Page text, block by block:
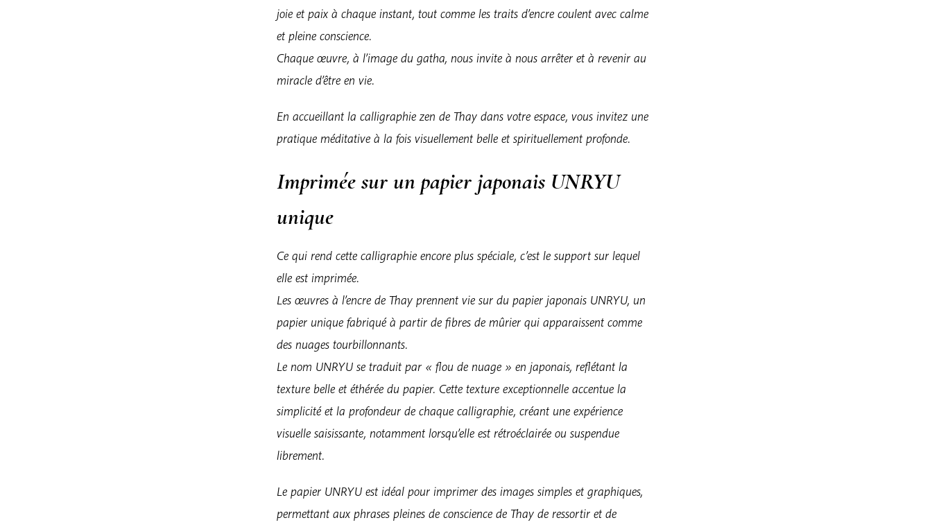
joie et paix à chaque instant, tout comme les traits d’encre coulent avec calme
et pleine conscience.
Chaque œuvre, à l’image du gatha, nous invite à nous arrêter et à revenir au
miracle d’être en vie.
En accueillant la calligraphie zen de Thay dans votre espace, vous invitez une
pratique méditative à la fois visuellement belle et spirituellement profonde.
Imprimée sur un papier japonais UNRYU
unique
Ce qui rend cette calligraphie encore plus spéciale, c’est le support sur lequel
elle est imprimée.
Les œuvres à l’encre de Thay prennent vie sur du papier japonais UNRYU, un
papier unique fabriqué à partir de fibres de mûrier qui apparaissent comme
des nuages tourbillonnants.
Le nom UNRYU se traduit par « flou de nuage » en japonais, reflétant la
texture belle et éthérée du papier. Cette texture exceptionnelle accentue la
simplicité et la profondeur de chaque calligraphie, créant une expérience
visuelle saisissante, notamment lorsqu’elle est rétroéclairée ou suspendue
librement.
Le papier UNRYU est idéal pour imprimer des images simples et graphiques,
permettant aux phrases pleines de conscience de Thay de ressortir et de